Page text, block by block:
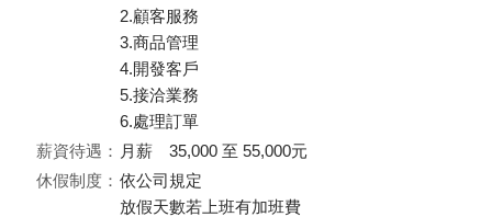
2.顧客服務
3.商品管理
4.開發客戶
5.接洽業務
6.處理訂單
薪資待遇： 月薪 35,000 至 55,000元
休假制度： 依公司規定
放假天數若上班有加班費